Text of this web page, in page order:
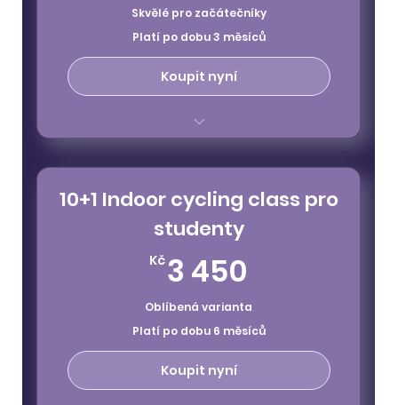
Skvělé pro začátečníky
Platí po dobu 3 měsíců
Koupit nyní
platnost 3 měsíce
nelze uplatnit na special class
10+1 Indoor cycling class pro
studenty
Kč3 450
Oblíbená varianta
Platí po dobu 6 měsíců
Koupit nyní